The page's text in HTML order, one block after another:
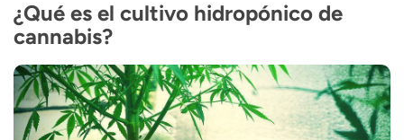
¿Qué es el cultivo hidropónico de
cannabis?